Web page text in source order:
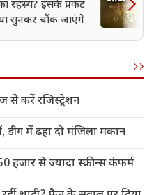
रहस्य? इसके प्रकट
सुनकर चौंक जाएंगे
से करें रजिस्ट्रेशन
डीग में ढहा दो मंजिला मकान
हजार से ज्यादा स्क्रीन्स कंफर्म